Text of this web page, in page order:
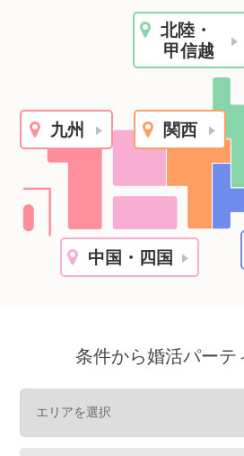
公式アカウントで最新情
約1,300店
おすすめの優良結婚相談
北陸・
甲信越
関西
中国・四国
九州
条件から婚活パーテ